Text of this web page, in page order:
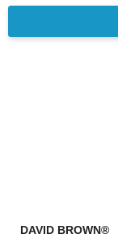
Sie die Suche,
Ersatzteile
DAVID BROWN®